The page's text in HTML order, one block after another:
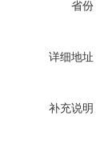
省份
详细地址
补充说明